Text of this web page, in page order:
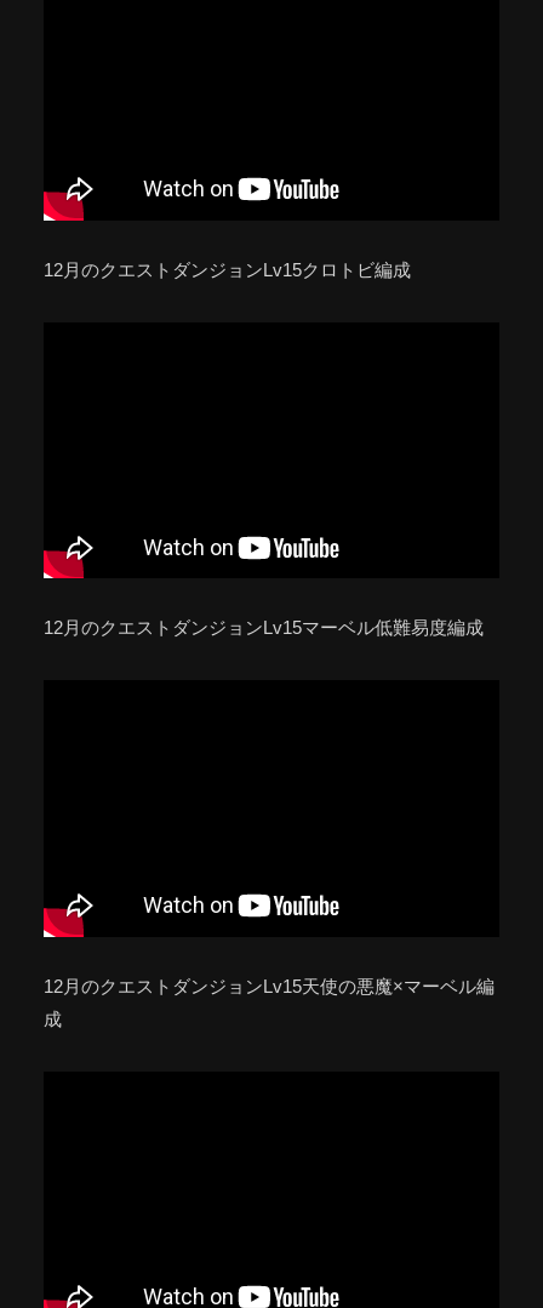
12月のクエストダンジョンLv15クロトビ編成
12月のクエストダンジョンLv15マーベル低難易度編成
12月のクエストダンジョンLv15天使の悪魔×マーベル編
成